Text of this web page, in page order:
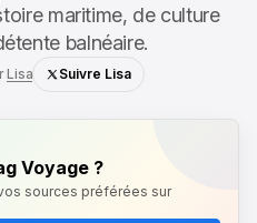
maritime, de culture
balnéaire.
Lisa Suivre Lisa
Voyage ?
sources préférées sur